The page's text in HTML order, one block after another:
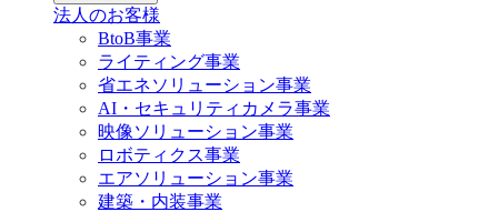
法人のお客様
BtoB事業
ライティング事業
省エネソリューション事業
AI・セキュリティカメラ事業
映像ソリューション事業
ロボティクス事業
エアソリューション事業
建築・内装事業